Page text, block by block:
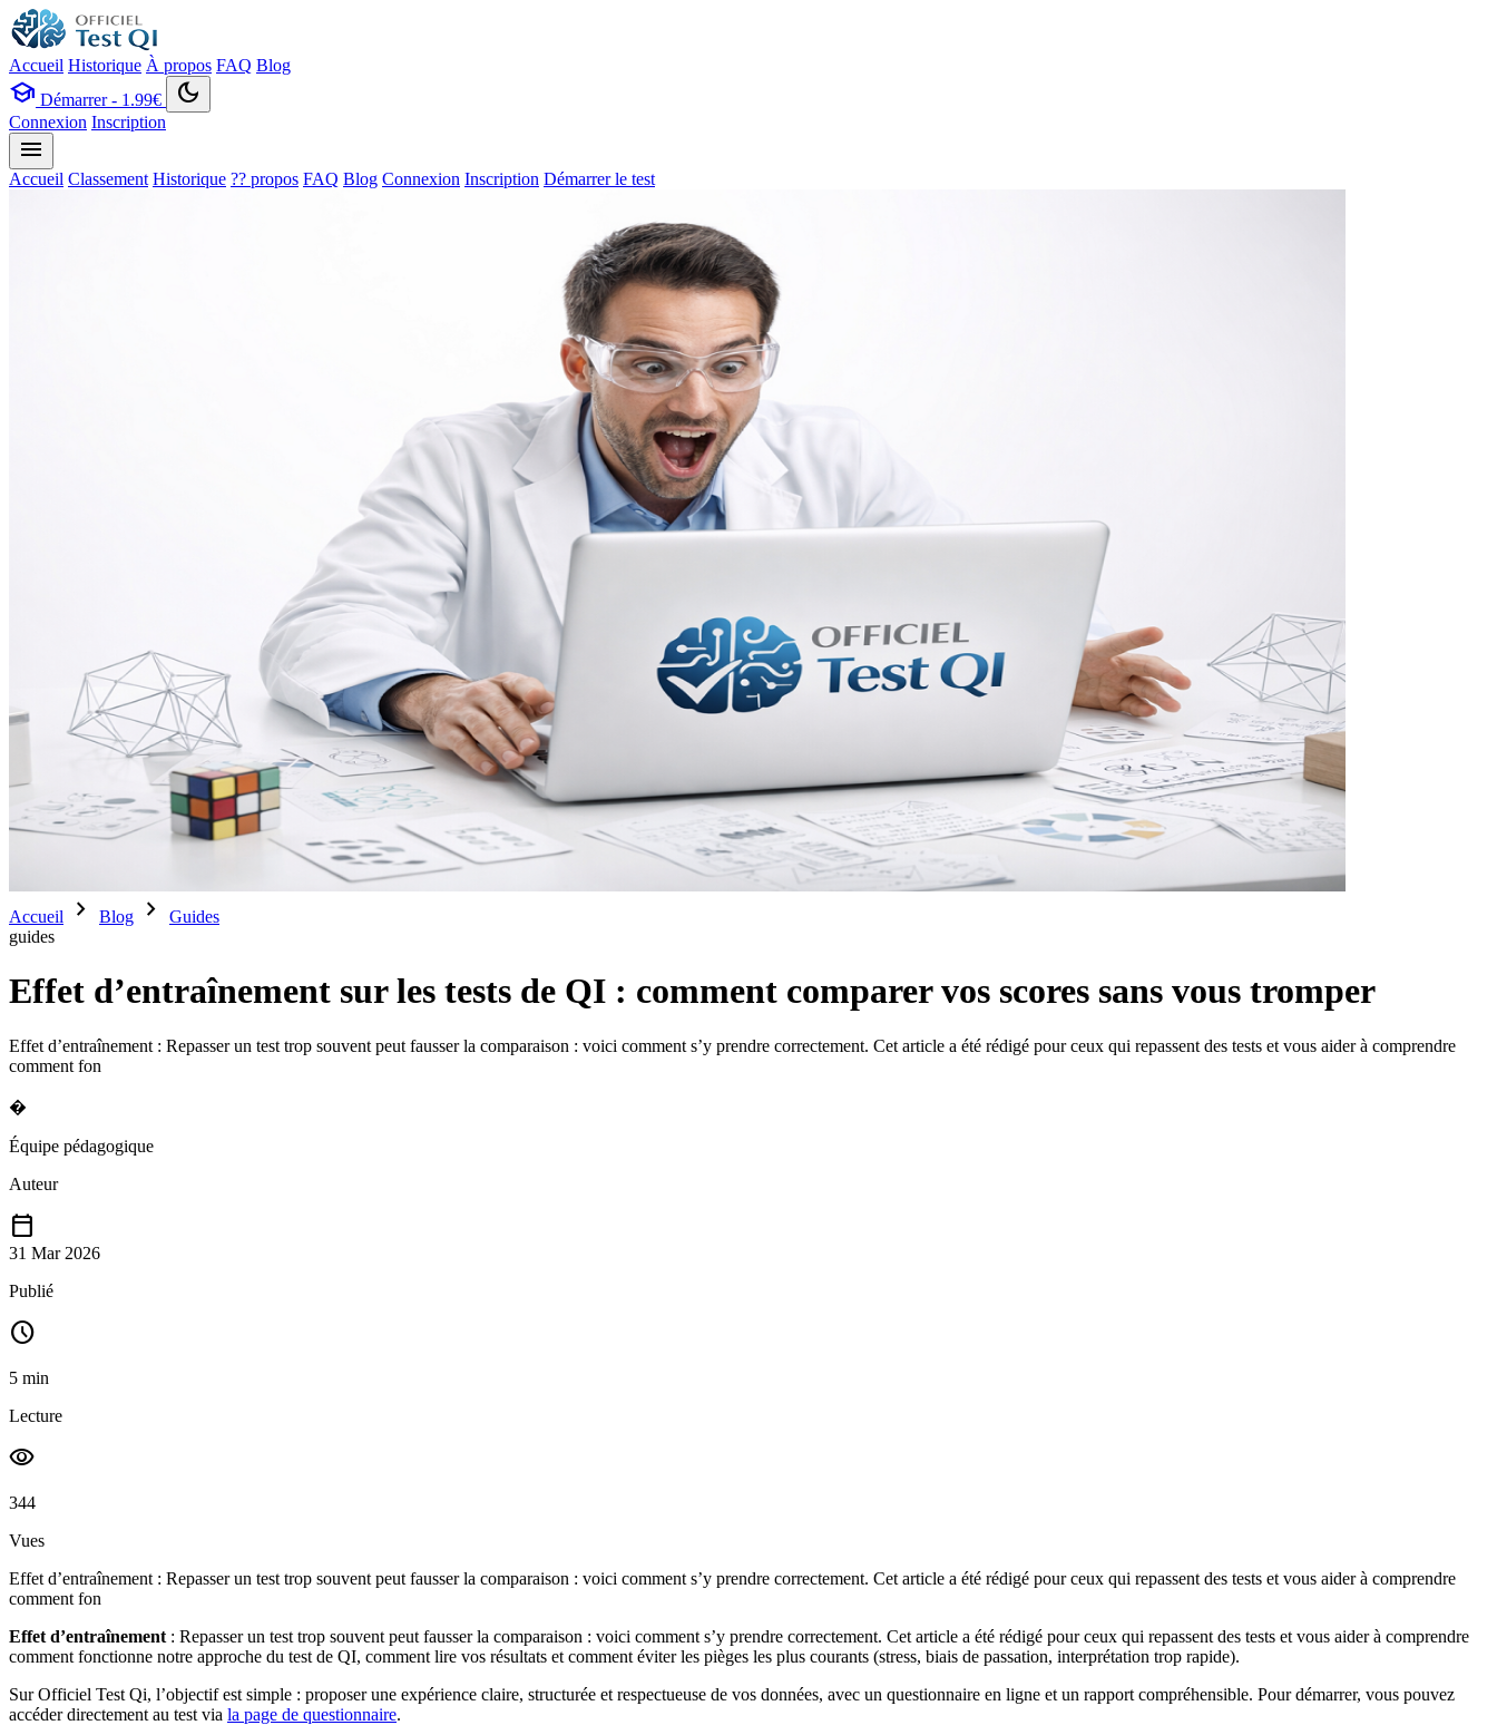
Accueil Historique À propos FAQ Blog
school Démarrer - 1.99€ dark_mode
Connexion Inscription
menu
Accueil Classement Historique ?? propos FAQ Blog Connexion Inscription Démarrer le test
Accueil chevron_right Blog chevron_right
Guides
guides
Effet d’entraînement sur les tests de QI : comment comparer vos scores sans vous tromper
Effet d’entraînement : Repasser un test trop souvent peut fausser la comparaison : voici comment s’y prendre correctement. Cet article a été rédigé pour ceux qui repassent des tests et vous aider à comprendre
comment fon
�
Équipe pédagogique
Auteur
calendar_today
31 Mar 2026
Publié
schedule
5 min
Lecture
visibility
344
Vues
Effet d’entraînement : Repasser un test trop souvent peut fausser la comparaison : voici comment s’y prendre correctement. Cet article a été rédigé pour ceux qui repassent des tests et vous aider à comprendre
comment fon
Effet d’entraînement : Repasser un test trop souvent peut fausser la comparaison : voici comment s’y prendre correctement. Cet article a été rédigé pour ceux qui repassent des tests et vous aider à comprendre
comment fonctionne notre approche du test de QI, comment lire vos résultats et comment éviter les pièges les plus courants (stress, biais de passation, interprétation trop rapide).
Sur Officiel Test Qi, l’objectif est simple : proposer une expérience claire, structurée et respectueuse de vos données, avec un questionnaire en ligne et un rapport compréhensible. Pour démarrer, vous pouvez
accéder directement au test via la page de questionnaire.